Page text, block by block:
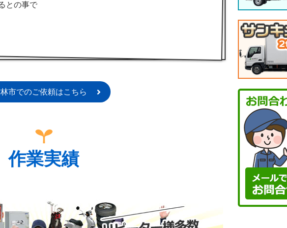
との事で
市でのご依頼はこちら
作業実績